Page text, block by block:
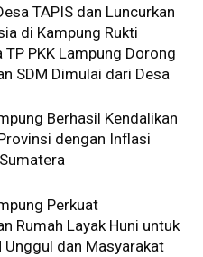
TAPIS dan Luncurkan
di Kampung Rukti
TP PKK Lampung Dorong
SDM Dimulai dari Desa
Berhasil Kendalikan
dengan Inflasi
Perkuat
Rumah Layak Huni untuk
Unggul dan Masyarakat